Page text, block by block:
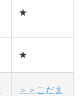
★
★
＞＞こだま